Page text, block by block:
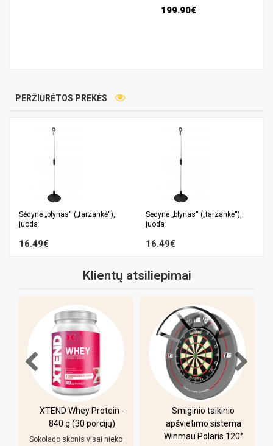
199.90€
PERŽIŪRĖTOS PREKĖS
Sėdynė „blynas“ („tarzankė“),
juoda
16.49€
Sėdynė „blynas“ („tarzankė“),
juoda
16.49€
Klientų atsiliepimai
XTEND Whey Protein -
840 g (30 porcijų)
Sokolado skonis visai nieko
Smiginio taikinio
apšvietimo sistema
Winmau Polaris 120°